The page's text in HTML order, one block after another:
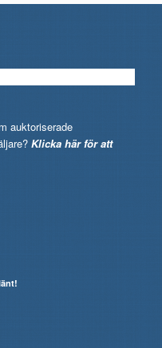
auktoriserade
Klicka här för att